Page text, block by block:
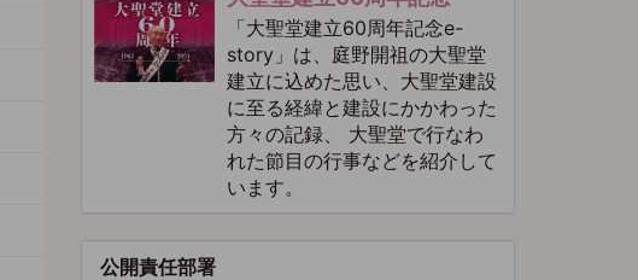
「大聖堂建立60周年記念e-
story」は、庭野開祖の大聖堂
建立に込めた思い、大聖堂建設
に至る経緯と建設にかかわった
方々の記録、 大聖堂で行なわ
れた節目の行事などを紹介して
います。
公開責任部署